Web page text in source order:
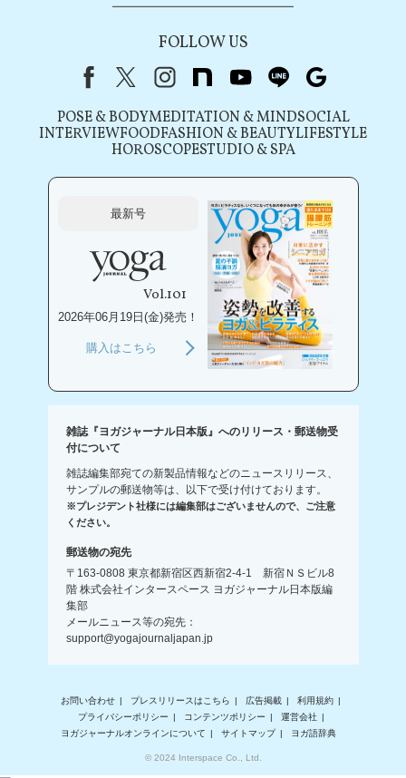
FOLLOW US
FacebookX（旧Twitter）
instagram
note youtubeline
POSE & BODYMEDITATION & MINDSOCIAL
INTERVIEWFOODFASHION & BEAUTYLIFESTYLE
HOROSCOPESTUDIO & SPA
最新号
Vol.101
2026年06月19日(金)発売！
購入はこちら
雑誌『ヨガジャーナル日本版』へのリリース・郵送物受
付について
雑誌編集部宛ての新製品情報などのニュースリリース、
サンプルの郵送物等は、以下で受け付けております。
※プレジデント社様には編集部はございませんので、ご注意
ください。
郵送物の宛先
〒163-0808 東京都新宿区西新宿2-4-1 新宿ＮＳビル8
階 株式会社インタースペース ヨガジャーナル日本版編
集部
メールニュース等の宛先：
support@yogajournaljapan.jp
お問い合わせ プレスリリースはこちら 広告掲載
利用規約
プライバシーポリシー
コンテンツポリシー
運営会社
ヨガジャーナルオンラインについて
サイトマップ ヨガ語辞典
© 2024 Interspace Co., Ltd.